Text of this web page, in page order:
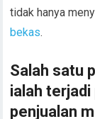
tidak hanya
bekas.
Salah satu
ialah
penjualan